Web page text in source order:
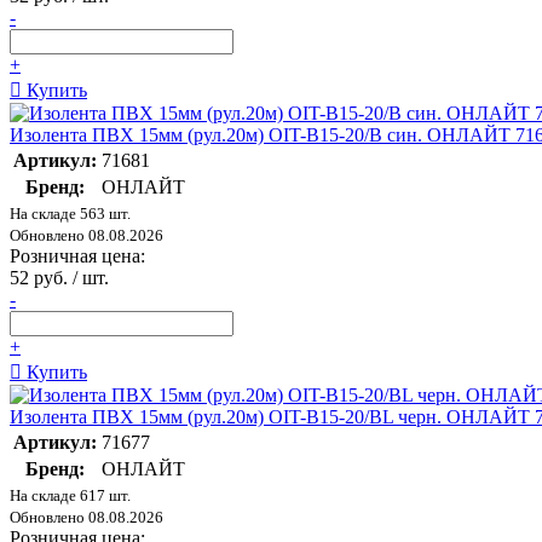
-
+
Купить
Изолента ПВХ 15мм (рул.20м) OIT-B15-20/B син. ОНЛАЙТ
Артикул: 71681
Бренд:
ОНЛАЙТ
На складе 563 шт.
Обновлено 08.08.2026
Розничная цена:
52 руб. / шт.
-
+
Купить
Изолента ПВХ 15мм (рул.20м) OIT-B15-20/BL черн. ОНЛАЙТ
Артикул: 71677
Бренд:
ОНЛАЙТ
На складе 617 шт.
Обновлено 08.08.2026
Розничная цена: